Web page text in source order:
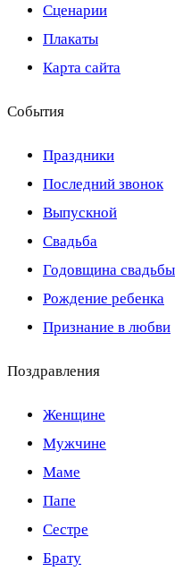
Сценарии
Плакаты
Карта сайта
События
Праздники
Последний звонок
Выпускной
Свадьба
Годовщина свадьбы
Рождение ребенка
Признание в любви
Поздравления
Женщине
Мужчине
Маме
Папе
Сестре
Брату